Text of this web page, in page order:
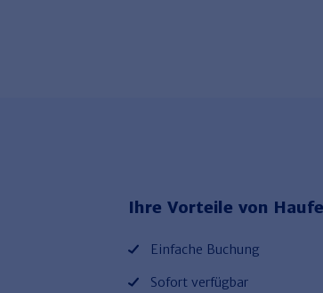
Ihre Vorteile von
Einfache Buchung
Sofort verfügbar